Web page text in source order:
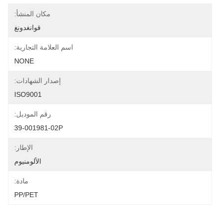
مكان المنشأ:
قوانغدونغ
اسم العلامة التجارية:
NONE
إصدار الشهادات:
ISO9001
رقم الموديل:
39-001981-02P
الإطار:
الألومنيوم
مادة:
PP/PET